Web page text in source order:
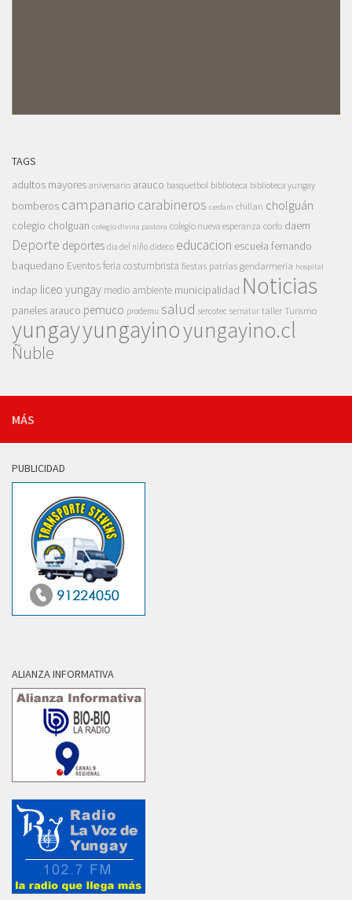
TAGS
adultos mayores aniversario arauco basquetbol biblioteca biblioteca yungay
bomberos campanario carabineros cesfam chillan cholguán
colegio cholguan colegio divina pastora colegio nueva esperanza corfo daem
Deporte deportes dia del niño dideco educacion escuela fernando
baquedano Eventosferia costumbrista fiestas patrias gendarmeria hospital
indap liceo yungay medio ambiente municipalidad Noticias
paneles arauco pemuco prodemu salud sercotec sernatur taller Turismo
yungayyungayinoyungayino.cl
Ñuble
MÁS
PUBLICIDAD
ALIANZA INFORMATIVA